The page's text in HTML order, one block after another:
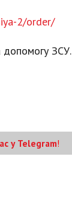
2/order/
допомогу ЗСУ.
у Telegram!